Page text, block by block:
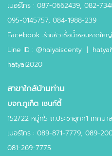
เบอร์โทร : 087-0662439, 082-
095-0145757, 084-1988-239
Facebook :ร้านหัวเชื้อน้ำหอมหาดให
Line ID : @haiyaiscenty |
hatyai2020
สาขาใกล้บ้านท่าน
บจก.ภูเก็ต เซนท์ตี้
152/22 หมู่ที่5 ถ.ประชาอุทิศ1 เทศบ
เบอร์โทร : 089-871-7779, 089-
081-269-7775